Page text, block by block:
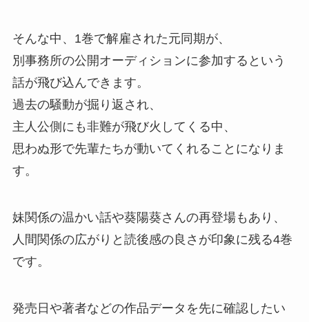
そんな中、 1巻で解雇された元同期が、
別事務所の公開オーディションに参加するという
話が飛び込んできます。
過去の騒動が掘り返され、
主人公側にも非難が飛び火してくる中、
思わぬ形で先輩たちが動いてくれることになりま
す。
妹関係の温かい話や葵陽葵さんの再登場もあり、
人間関係の広がりと読後感の良さが印象に残る4巻
です。
発売日や著者などの作品データを先に確認したい